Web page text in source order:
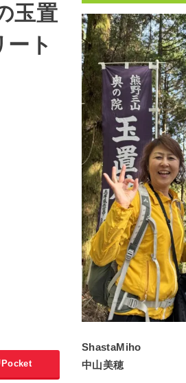
玉置
ト
Pocket
ShastaMiho
中山美穂